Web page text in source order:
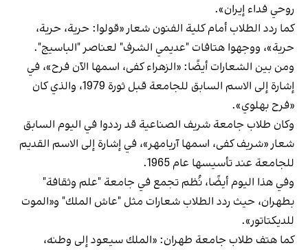
روحي فداء إيران».
كما ردد الطلاب أمام كلية الفنون شعار «قولوا: حرية، حرية،
حرية»، ووجهوا هتافات "عديمي الشرف" لعناصر "الباسيج".
ومن بين الشعارات أيضًا: «الزهراء كفى، اسمها الآن فرح»، في
إشارة إلى الاسم السابق للجامعة قبل ثورة 1979، والذي كان
«فرح بهلوي».
وكان طلاب جامعة شريف الصناعية قد رددوا في اليوم السابق
شعار «شريف كفى، اسمها آريامهر»، في إشارة إلى الاسم القديم
للجامعة عند تأسيسها عام 1965.
وفي هذا اليوم أيضًا، نُظم تجمع في جامعة "علم وثقافة"
بطهران، حيث ردد الطلاب شعارات مثل "عاش الملك" و«الموت
للديكتاتور».
كما هتف طلاب جامعة طهران: «الملك سيعود إلى وطنه،